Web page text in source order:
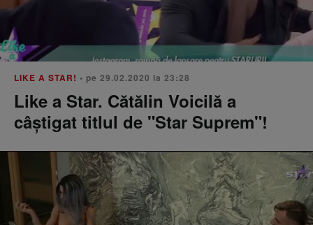
LIKE A STAR! • pe 29.02.2020 la 23:28
Like a Star. Cătălin Voicilă a
câștigat titlul de "Star Suprem"!